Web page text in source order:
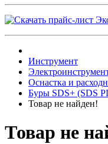
Инструмент
Оснастка и
Буры SDS+ (SDS
Товар не найден!
Товар не